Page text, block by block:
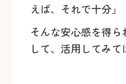
えば、それで十分」
そんな安心感を得
して、活用してみ